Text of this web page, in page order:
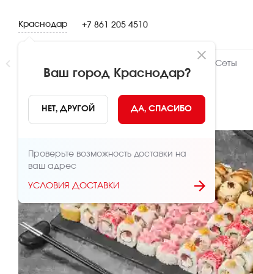
Краснодар
Ваш город Краснодар?
НЕТ, ДРУГОЙ ДА, СПАСИБО
Проверьте возможность доставки на
ваш адрес
УСЛОВИЯ ДОСТАВКИ
+7 861 205 4510
Сеты
НАЗАД